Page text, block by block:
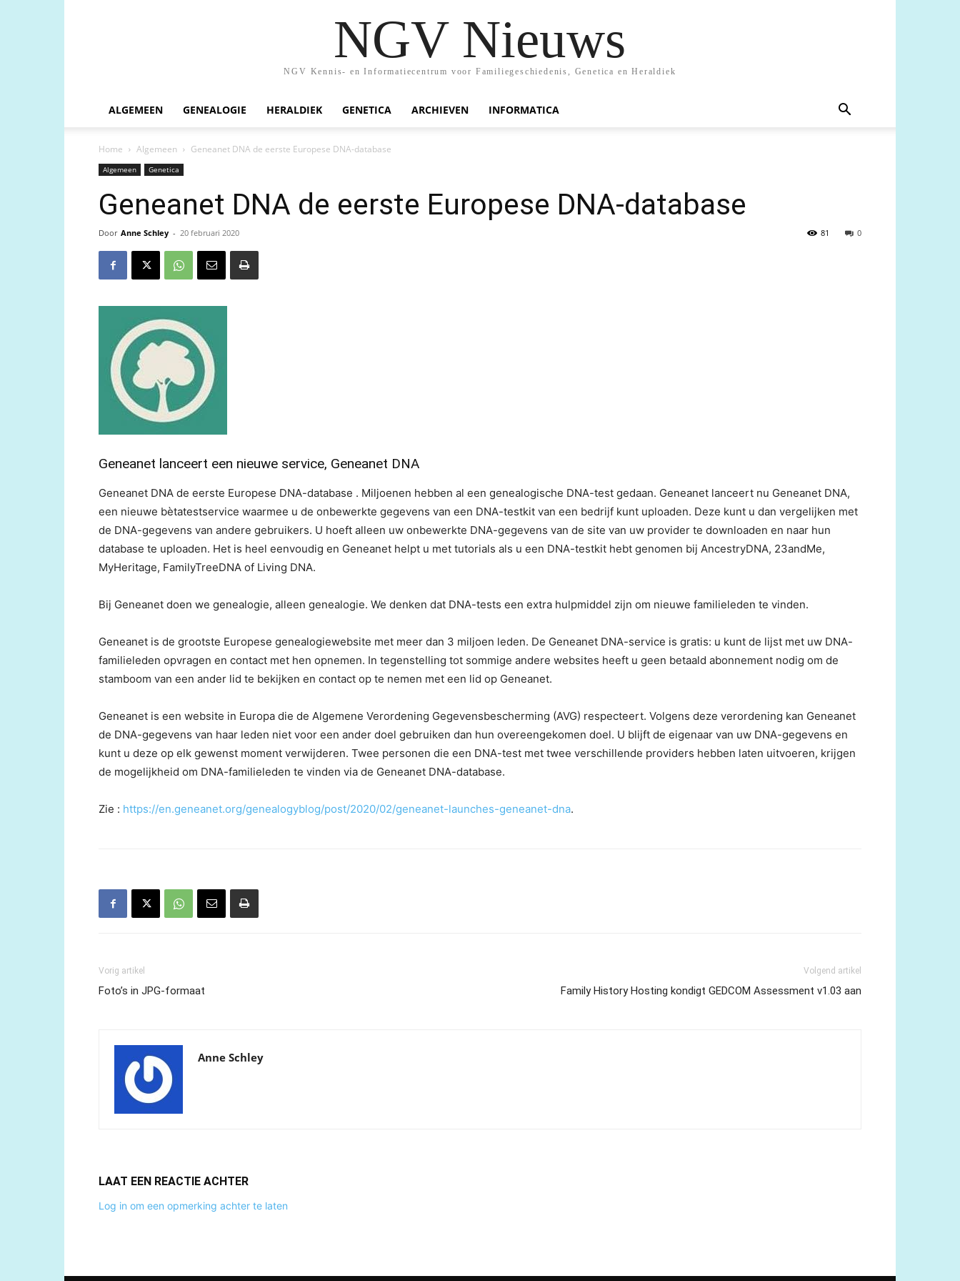
NGV Nieuws
NGV Kennis- en Informatiecentrum voor Familiegeschiedenis, Genetica en Heraldiek
ALGEMEEN GENEALOGIE HERALDIEK GENETICA ARCHIEVEN INFORMATICA
Home Algemeen Geneanet DNA de eerste Europese DNA-database
Algemeen Genetica
Geneanet DNA de eerste Europese DNA-database
Door Anne Schley - 20 februari 2020 0
81
Geneanet lanceert een nieuwe service, Geneanet DNA
Geneanet DNA de eerste Europese DNA-database . Miljoenen hebben al een genealogische DNA-test gedaan. Geneanet lanceert nu Geneanet DNA,
een nieuwe bètatestservice waarmee u de onbewerkte gegevens van een DNA-testkit van een bedrijf kunt uploaden. Deze kunt u dan vergelijken met
de DNA-gegevens van andere gebruikers. U hoeft alleen uw onbewerkte DNA-gegevens van de site van uw provider te downloaden en naar hun
database te uploaden. Het is heel eenvoudig en Geneanet helpt u met tutorials als u een DNA-testkit hebt genomen bij AncestryDNA, 23andMe,
MyHeritage, FamilyTreeDNA of Living DNA.
Bij Geneanet doen we genealogie, alleen genealogie. We denken dat DNA-tests een extra hulpmiddel zijn om nieuwe familieleden te vinden.
Geneanet is de grootste Europese genealogiewebsite met meer dan 3 miljoen leden. De Geneanet DNA-service is gratis: u kunt de lijst met uw DNA-
familieleden opvragen en contact met hen opnemen. In tegenstelling tot sommige andere websites heeft u geen betaald abonnement nodig om de
stamboom van een ander lid te bekijken en contact op te nemen met een lid op Geneanet.
Geneanet is een website in Europa die de Algemene Verordening Gegevensbescherming (AVG) respecteert. Volgens deze verordening kan Geneanet
de DNA-gegevens van haar leden niet voor een ander doel gebruiken dan hun overeengekomen doel. U blijft de eigenaar van uw DNA-gegevens en
kunt u deze op elk gewenst moment verwijderen. Twee personen die een DNA-test met twee verschillende providers hebben laten uitvoeren, krijgen
de mogelijkheid om DNA-familieleden te vinden via de Geneanet DNA-database.
Zie : https://en.geneanet.org/genealogyblog/post/2020/02/geneanet-launches-geneanet-dna.
Vorig artikel
Foto’s in JPG-formaat
Volgend artikel
Family History Hosting kondigt GEDCOM Assessment v1.03 aan
Anne Schley
LAAT EEN REACTIE ACHTER
Log in om een opmerking achter te laten